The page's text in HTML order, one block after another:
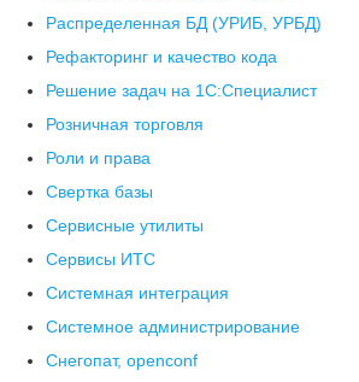
Распределенная БД (УРИБ, УРБД)
Рефакторинг и качество кода
Решение задач на 1С:Специалист
Розничная торговля
Роли и права
Свертка базы
Сервисные утилиты
Сервисы ИТС
Системная интеграция
Системное администрирование
Снегопат, openconf